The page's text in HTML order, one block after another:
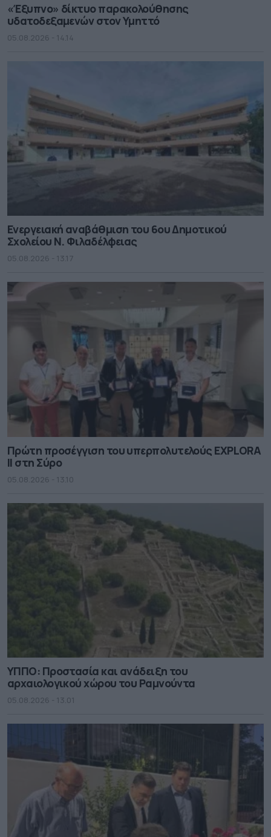
«Έξυπνο» δίκτυο παρακολούθησης
υδατοδεξαμενών στον Υμηττό
05.08.2026 - 14.14
Ενεργειακή αναβάθμιση του 6ου Δημοτικού
Σχολείου Ν. Φιλαδέλφειας
05.08.2026 - 13.17
Πρώτη προσέγγιση του υπερπολυτελούς EXPLORA
II στη Σύρο
05.08.2026 - 13.10
ΥΠΠΟ: Προστασία και ανάδειξη του
αρχαιολογικού χώρου του Ραμνούντα
05.08.2026 - 13.01